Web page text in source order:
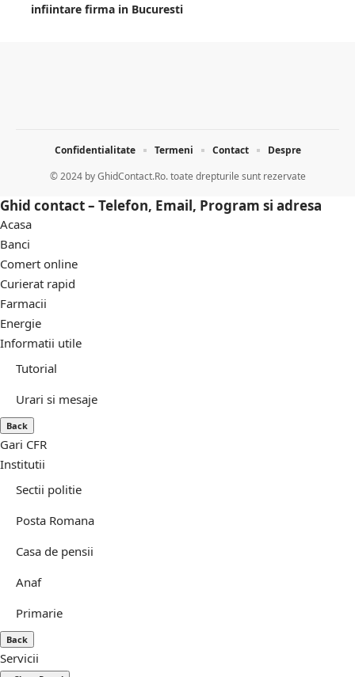
infiintare firma in Bucuresti
© 2024 byGhidContact.Ro. toate drepturile sunt rezervate
Confidentialitate Termeni Contact Despre
Ghid contact – Telefon, Email, Program si adresa
Acasa
Banci
Comert online
Curierat rapid
Farmacii
Energie
Informatii utile
Tutorial
Urari si mesaje
Back
Gari CFR
Institutii
Sectii politie
Posta Romana
Casa de pensii
Anaf
Primarie
Back
Servicii